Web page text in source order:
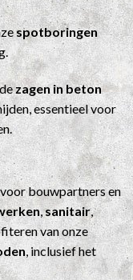
spotboringen
zagen in beton
essentieel voor
bouwpartners en
,sanitair,
van onze
, inclusief het